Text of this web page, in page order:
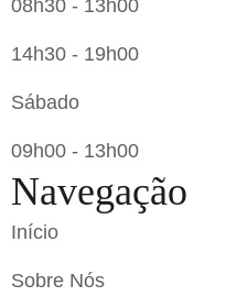
08h30 - 13h00
14h30 - 19h00
Sábado
09h00 - 13h00
Navegação
Início
Sobre Nós